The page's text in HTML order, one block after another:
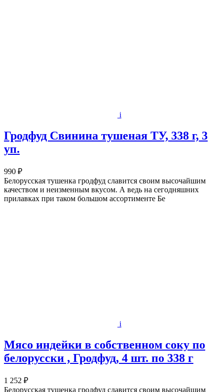
i
Гродфуд Свинина тушеная ТУ, 338 г, 3
уп.
990 ₽
Белорусская тушенка гродфуд славится своим высочайшим
качеством и неизменным вкусом. А ведь на сегодняшних
прилавках при таком большом ассортименте Бе
i
Мясо индейки в собственном соку по
белорусски , Гродфуд, 4 шт. по 338 г
1 252 ₽
Белорусская тушенка гродфуд славится своим высочайшим